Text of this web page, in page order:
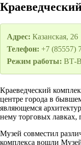
Адрес: Казанская, 26
Телефон: +7 (85557)
Режим работы: ВТ-
Краеведческий
центре города в
являющемся
нему торговых
Музей совместил
комплекса вошли